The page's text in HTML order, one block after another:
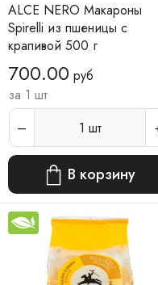
ALCE NERO Макароны
Spirelli из пшеницы с
крапивой 500 г
700.00 руб
за 1 шт
1 шт
В корзину